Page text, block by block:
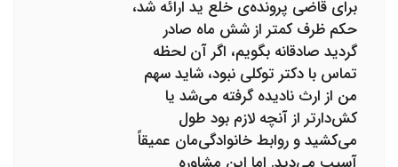
برای قاضی پرونده‌ی خلع ید ارائه شد،
حکم ظرف کمتر از شش ماه صادر
گردید صادقانه بگویم، اگر آن‌ لحظه
تماس با دکتر توکلی نبود، شاید سهم
من از ارث نادیده گرفته می‌شد یا
کش‌دارتر از آنچه لازم بود طول
می‌کشید و روابط خانوادگی‌مان عمیقاً